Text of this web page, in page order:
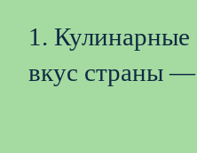
1. Кулинарные
вкус страны